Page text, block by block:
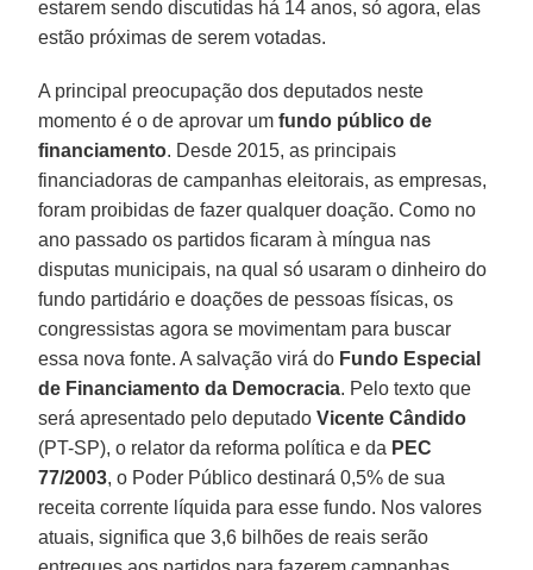
estarem sendo discutidas há 14 anos, só agora, elas
estão próximas de serem votadas.
A principal preocupação dos deputados neste
momento é o de aprovar umfundo público de
financiamento. Desde 2015, as principais
financiadoras de campanhas eleitorais, as empresas,
foram proibidas de fazer qualquer doação. Como no
ano passado os partidos ficaram à míngua nas
disputas municipais, na qual só usaram o dinheiro do
fundo partidário e doações de pessoas físicas, os
congressistas agora se movimentam para buscar
essa nova fonte. A salvação virá do Fundo Especial
de Financiamento da Democracia. Pelo texto que
será apresentado pelo deputadoVicente Cândido
(PT-SP), o relator da reforma política e da PEC
77/2003, o Poder Público destinará 0,5% de sua
receita corrente líquida para esse fundo. Nos valores
atuais, significa que 3,6 bilhões de reais serão